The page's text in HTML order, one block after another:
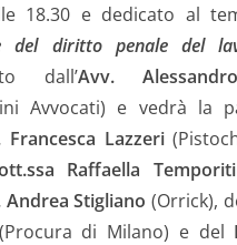
18.30 e dedicato al
del diritto penale del
dall’Avv.
Avvocati) e vedrà la
Francesca Lazzeri
Raffaella Temporiti
Andrea Stigliano (Orrick),
(Procura di Milano) e del